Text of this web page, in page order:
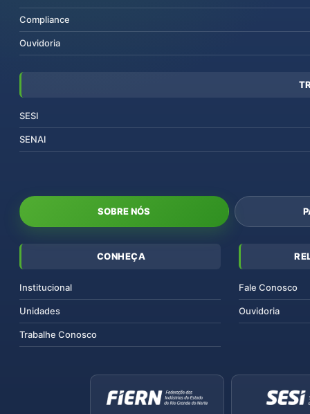
Compliance
Ouvidoria
SESI
SENAI
SOBRE NÓS
CONHEÇA
Institucional
Unidades
Trabalhe Conosco
Fale Conosco
Ouvidoria